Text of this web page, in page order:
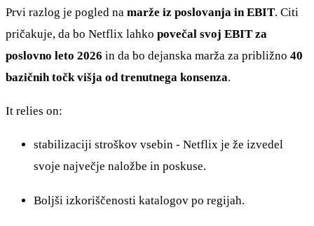
Prvi razlog je pogled na marže iz poslovanja in EBIT. Citi
pričakuje, da bo Netflix lahko povečal svoj EBIT za
poslovno leto 2026 in da bo dejanska marža za približno 40
bazičnih točk višja od trenutnega konsenza.
It relies on:
stabilizaciji stroškov vsebin - Netflix je že izvedel
svoje največje naložbe in poskuse.
Boljši izkoriščenosti katalogov po regijah.